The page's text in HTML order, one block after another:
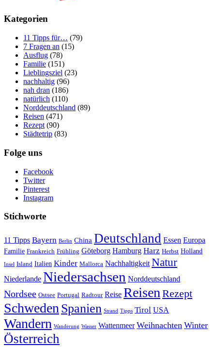
Kategorien
11 Tipps für… (79)
7 Fragen an (15)
Ausflug (78)
Familie (151)
Lieblingsziel (23)
nachhaltig (96)
nah dran (186)
natürlich (110)
Norddeutschland (89)
Reisen (471)
Rezept (90)
Städtetrip (83)
Folge uns
Facebook
Twitter
Pinterest
Instagram
Stichworte
11 Tipps Bayern Berlin China Deutschland Essen Europa
Familie Frankreich Frühling Göteborg Hamburg Harz Herbst Holland
Insel Island Italien Kinder Mallorca Nachhaltigkeit Natur
Niederlande Niedersachsen Norddeutschland
Nordsee Ostsee Portugal Radtour Reise Reisen Rezept
Schweden Spanien Strand Tipps Tirol USA
Wandern Wanderung Wasser Wattenmeer Weihnachten Winter
Österreich